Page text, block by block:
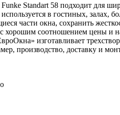
Funke Standart 58 подходит для
в гостиных, залах,
части окна, сохранить
с хорошим соотношением цены
изготавливает
производство, доставку и